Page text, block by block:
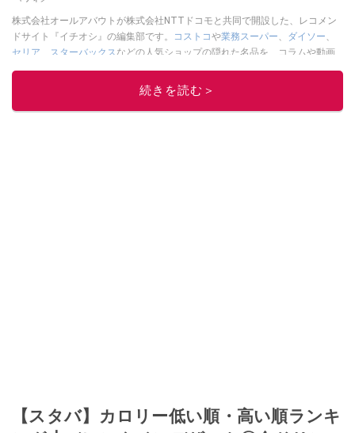
株式会社オールアバウトが株式会社NTTドコモと共同で開設した、レコメン
ドサイト『イチオシ』の編集部です。
コストコや業務スーパー、 ダイソー、
セリア
スターバックス などの人気ショップの隠れた名品を、コラムや動画
を通してご紹介。話題のグルメやマニアが紹介するアウトドア情報も満載で
す。配信しているコンテンツは専門家やインフルエンサーが実際に使用して
レビューしています。毎日トレンド情報をお届けしているので、ぜひ
ニュースでフォローしてください！
続きを読む＞
【スタバ】カロリー低い順・高い順ランキ